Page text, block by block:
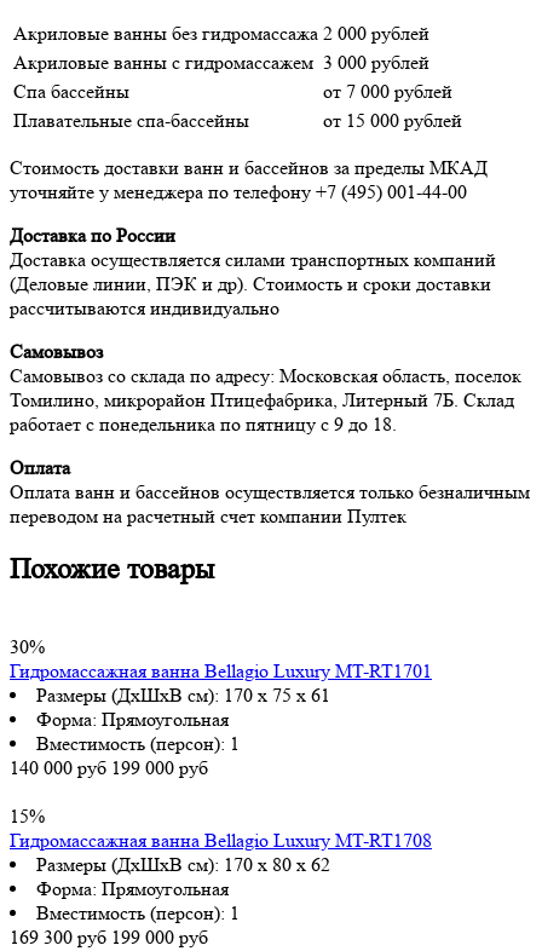
Акриловые ванны без гидромассажа 2 000 рублей
Акриловые ванны с гидромассажем 3 000 рублей
Спа бассейны
от 7 000 рублей
Плавательные спа-бассейны
от 15 000 рублей
Стоимость доставки ванн и бассейнов за пределы МКАД
уточняйте у менеджера по телефону +7 (495) 001-44-00
Доставка по России
Доставка осуществляется силами транспортных компаний
(Деловые линии, ПЭК и др). Стоимость и сроки доставки
рассчитываются индивидуально
Самовывоз
Самовывоз со склада по адресу: Московская область, поселок
Томилино, микрорайон Птицефабрика, Литерный 7Б. Склад
работает с понедельника по пятницу с 9 до 18.
Оплата
Оплата ванн и бассейнов осуществляется только безналичным
переводом на расчетный счет компании Пултек
Похожие товары
30%
Гидромассажная ванна Bellagio Luxury MT-RT1701
Размеры (ДхШхВ см): 170 x 75 x 61
Форма: Прямоугольная
Вместимость (персон): 1
140 000 руб 199 000 руб
15%
Гидромассажная ванна Bellagio Luxury MT-RT1708
Размеры (ДхШхВ см): 170 x 80 x 62
Форма: Прямоугольная
Вместимость (персон): 1
169 300 руб 199 000 руб